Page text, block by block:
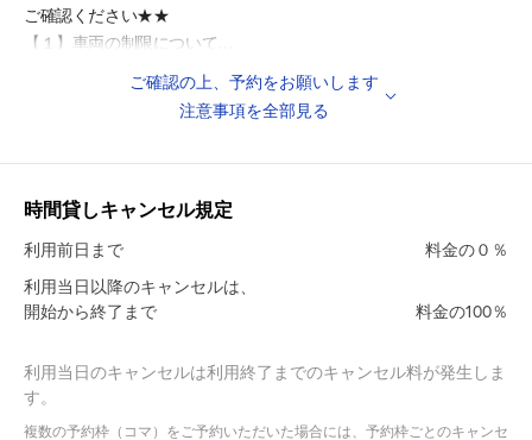
ご確認ください★★
【１】車両の制限について
駐車車両には制限がございますので、必ず事前にサイズをご確認く
輸入車やスポーツカーでタイヤが大きめの車両は、入庫出来ない場
返金を致しませんので、ご了承ください。
ずご確認下さい。
※車両のサイズが規定内の場合でも、車両にルーフキャリア等を取
り付けていたり、
※商業車両（緑ナンバー、黒ナンバー）は入庫不可となります。
※車検証のお車の幅のサイズに、ミラーの部分は含まれていませ
ん。ミラーのサイズを考慮の上、ご予約下さい。
ご確認の上、予約をお願いします
注意事項を全部見る
時間貸しキャンセル規定
利用前日まで
料金の０％
利用当日以降のキャンセルは、
開始から終了まで
料金の100％
利用当日のキャンセルは利用終了までのキャンセル料が発生しま
す。
複数の予約枠（コマ）をご予約いただいた場合には、予約枠ごとのキャンセ